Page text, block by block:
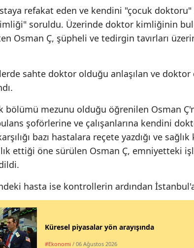
refakat eden ve kendini "çocuk doktoru"
soruldu. Üzerinde doktor kimliğinin
Osman Ç, şüpheli ve tedirgin tavırları
sahte doktor olduğu anlaşılan ve
bölümü mezunu olduğu öğrenilen Osman
şoförlerine ve çalışanlarına kendini
bazı hastalara reçete yazdığı ve
ettiği öne sürülen Osman Ç, emniyetteki
hasta ise kontrollerin ardından
Küresel piyasalar yön arayışında
#Ekonomi / 06 Ağustos 2026